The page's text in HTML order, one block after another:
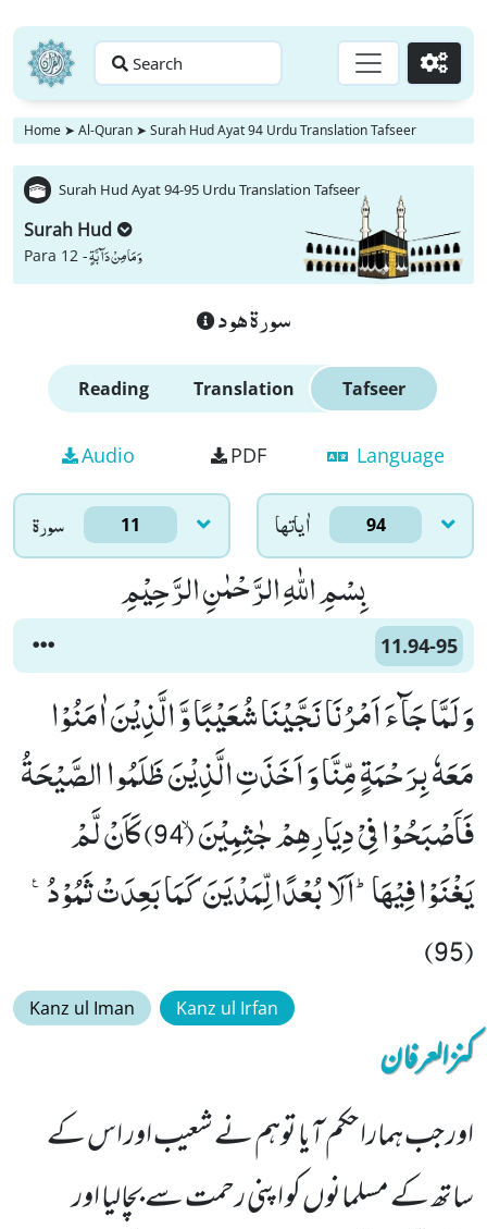
Search Go
Home ➤ Al-Quran ➤ Surah Hud Ayat 94 Urdu Translation Tafseer
Surah Hud Ayat 94-95 Urdu Translation Tafseer
Surah Hud
Para 12 -وَ مَا مِنْ دَآبَّةٍ
سورة هود
Reading Translation Tafseer
Audio PDF Language
سورۃ 11 اٰياتها 94
بِسْمِ اللّٰهِ الرَّحْمٰنِ الرَّحِیْمِ
11.94-95
وَ لَمَّا جَآءَ اَمْرُنَا نَجَّیْنَا شُعَیْبًا وَّ الَّذِیْنَ اٰمَنُوْا
مَعَهٗ بِرَحْمَةٍ مِّنَّا وَ اَخَذَتِ الَّذِیْنَ ظَلَمُوا الصَّیْحَةُ
فَاَصْبَحُوْا فِیْ دِیَارِهِمْ جٰثِمِیْنَۙ (94) كَاَنْ لَّمْ
یَغْنَوْا فِیْهَاؕ-اَلَا بُعْدًا لِّمَدْیَنَ كَمَا بَعِدَتْ ثَمُوْدُ۠
(95)
Kanz ul Iman Kanz ul Irfan
کنزالعرفان
اور جب ہمارا حکم آیا توہم نے شعیب اور اس کے
ساتھ کے مسلمانوں کو اپنی رحمت سے بچالیا اور